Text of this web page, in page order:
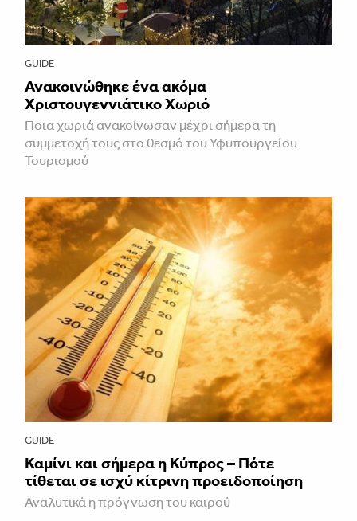
GUIDE
Ανακοινώθηκε ένα ακόμα
Χριστουγεννιάτικο Χωριό
Ποια χωριά ανακοίνωσαν μέχρι σήμερα τη
συμμετοχή τους στο θεσμό του Υφυπουργείου
Τουρισμού
GUIDE
Καμίνι και σήμερα η Κύπρος – Πότε
τίθεται σε ισχύ κίτρινη προειδοποίηση
Αναλυτικά η πρόγνωση του καιρού